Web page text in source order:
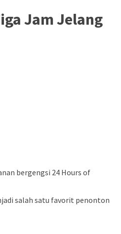
Jam Jelang
bergengsi 24 Hours of
salah satu favorit penonton